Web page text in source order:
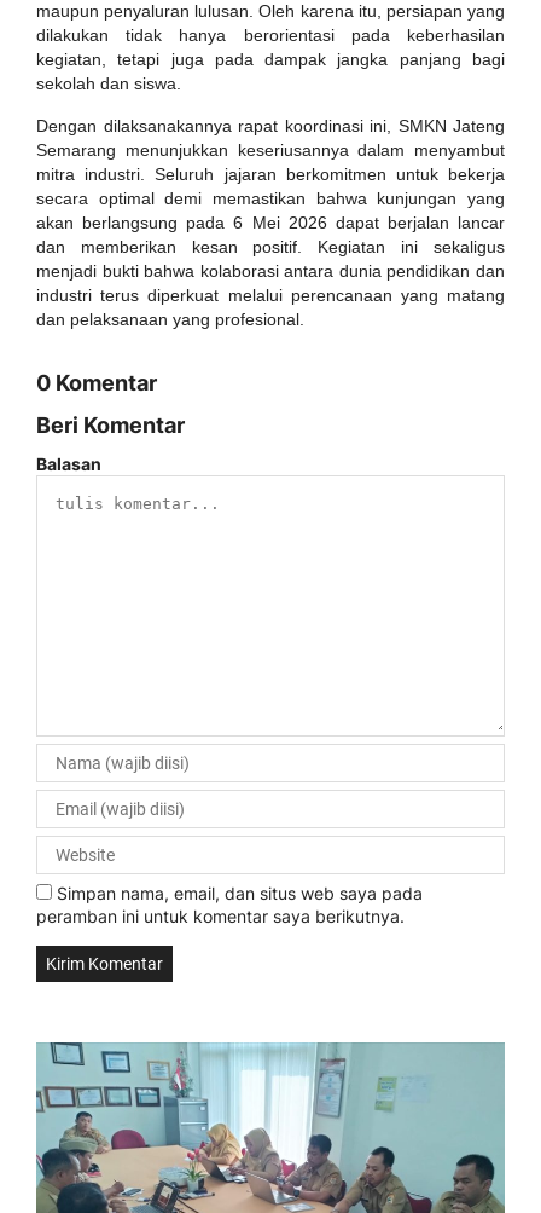
maupun penyaluran lulusan. Oleh karena itu, persiapan yang
dilakukan tidak hanya berorientasi pada keberhasilan
kegiatan, tetapi juga pada dampak jangka panjang bagi
sekolah dan siswa.
Dengan dilaksanakannya rapat koordinasi ini, SMKN Jateng
Semarang menunjukkan keseriusannya dalam menyambut
mitra industri. Seluruh jajaran berkomitmen untuk bekerja
secara optimal demi memastikan bahwa kunjungan yang
akan berlangsung pada 6 Mei 2026 dapat berjalan lancar
dan memberikan kesan positif. Kegiatan ini sekaligus
menjadi bukti bahwa kolaborasi antara dunia pendidikan dan
industri terus diperkuat melalui perencanaan yang matang
dan pelaksanaan yang profesional.
0 Komentar
Beri Komentar
Balasan
Simpan nama, email, dan situs web saya pada
peramban ini untuk komentar saya berikutnya.